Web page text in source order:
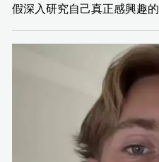
假深入研究自己真正感興趣的